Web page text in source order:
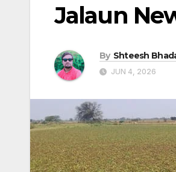
Jalaun
By Shteesh
JUN 4, 2026